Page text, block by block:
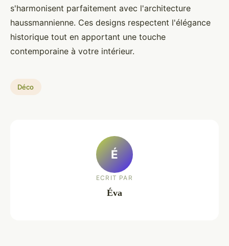
s'harmonisent parfaitement avec l'architecture
haussmannienne. Ces designs respectent l'élégance
historique tout en apportant une touche
contemporaine à votre intérieur.
Déco
É
ECRIT PAR
Éva